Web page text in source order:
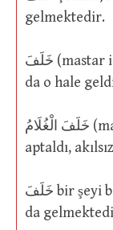
gelmektedir.
خَلَفَ (mastar ismi خَلْفٌ): Hayırsızdı, kötüydü ya
da o hale
خَلَفَ الْغُلَامُ (mastar isimleri خَلَافَةٌ ve خُلُوفٌ): Oğlan
aptaldı,
خَلَفَ bir şeyi başka bir şeye karıştırdı, manasına
da